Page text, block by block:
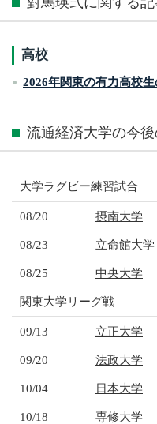
高校
2026年関東の有力高校
流通経済大学の今
大学ラグビー練習試合
08/20 摂南大学
08/23 立命館大学
08/25 中央大学
関東大学リーグ戦
09/13 立正大学
09/20 法政大学
10/04 日本大学
10/18 専修大学